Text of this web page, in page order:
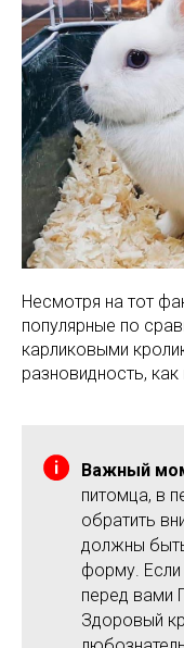
Несмотря на тот
популярные по
карликовыми
разновидность,
Важный
питомца, в
обратить
должны
форму. Если
перед вами
Здоровый